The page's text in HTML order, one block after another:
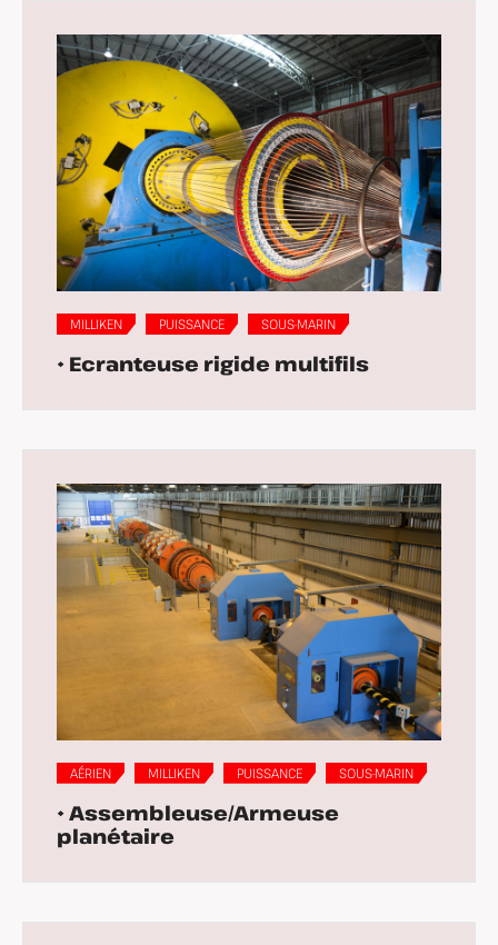
MILLIKEN PUISSANCE SOUS-MARIN
• Ecranteuse rigide multifils
AÉRIEN MILLIKEN PUISSANCE SOUS-MARIN
• Assembleuse/Armeuse
planétaire